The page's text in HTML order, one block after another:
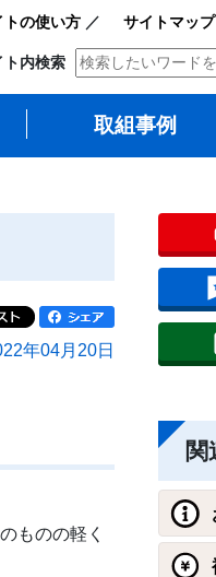
トの使い方／ サイトマップ
ト内検索
取組事例
年04月20日
ものの軽く
関